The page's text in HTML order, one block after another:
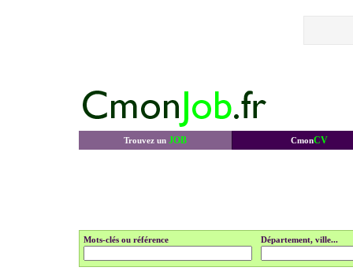
Trouvez un JOB CmonCV
Mots-clés ou référence Département, ville...